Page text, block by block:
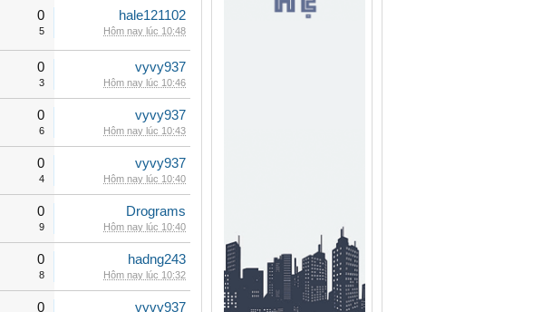
0
5
hale121102
Hôm nay lúc 10:48
0
3
vyvy937
Hôm nay lúc 10:46
0
6
vyvy937
Hôm nay lúc 10:43
0
4
vyvy937
Hôm nay lúc 10:40
0
9
Drograms
Hôm nay lúc 10:40
0
8
hadng243
Hôm nay lúc 10:32
0 vyvy937